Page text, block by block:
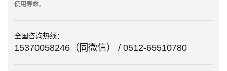
使用寿命。
全国咨询热线：
15370058246（同微信） / 0512-65510780